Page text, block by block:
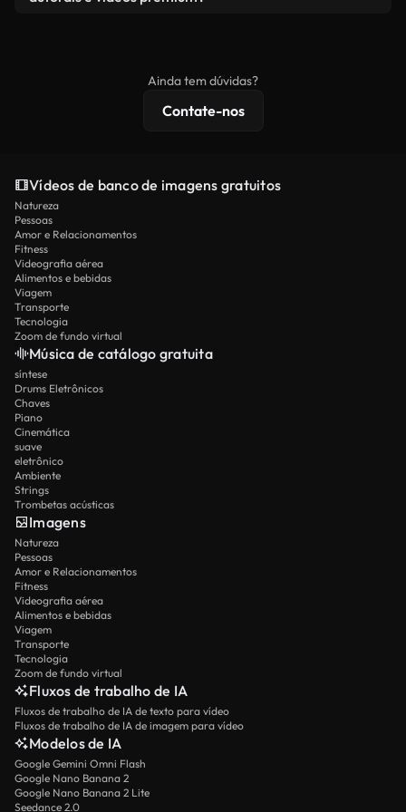
licenciamento estendidas.
Ainda tem dúvidas?
Contate-nos
Vídeos de banco de imagens gratuitos
Natureza
Pessoas
Amor e Relacionamentos
Fitness
Videografia aérea
Alimentos e bebidas
Viagem
Transporte
Tecnologia
Zoom de fundo virtual
Música de catálogo gratuita
síntese
Drums Eletrônicos
Chaves
Piano
Cinemática
suave
eletrônico
Ambiente
Strings
Trombetas acústicas
Imagens
Natureza
Pessoas
Amor e Relacionamentos
Fitness
Videografia aérea
Alimentos e bebidas
Viagem
Transporte
Tecnologia
Zoom de fundo virtual
Fluxos de trabalho de IA
Fluxos de trabalho de IA de texto para vídeo
Fluxos de trabalho de IA de imagem para vídeo
Modelos de IA
Google Gemini Omni Flash
Google Nano Banana 2
Google Nano Banana 2 Lite
Seedance 2.0